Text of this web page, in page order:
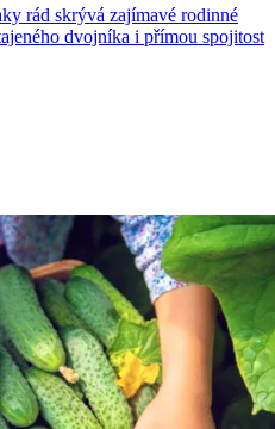
rád skrývá zajímavé rodinné
dvojníka i přímou spojitost